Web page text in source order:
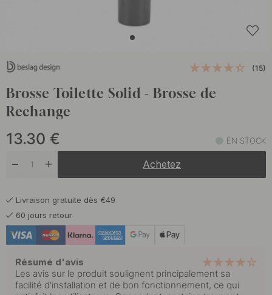
(15)
Brosse Toilette Solid - Brosse de
Rechange
13.30 € EN STOCK
Achetez
Livraison gratuite dès €49
60 jours retour
Résumé d'avis
Les avis sur le produit soulignent principalement sa
facilité d'installation et de bon fonctionnement, ce qui